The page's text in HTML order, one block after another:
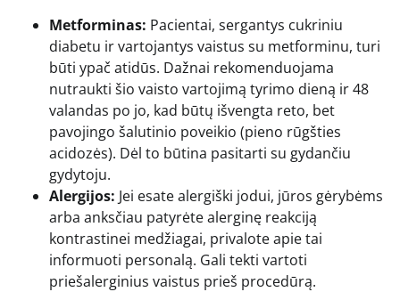
Metforminas: Pacientai, sergantys cukriniu
diabetu ir vartojantys vaistus su metforminu, turi
būti ypač atidūs. Dažnai rekomenduojama
nutraukti šio vaisto vartojimą tyrimo dieną ir 48
valandas po jo, kad būtų išvengta reto, bet
pavojingo šalutinio poveikio (pieno rūgšties
acidozės). Dėl to būtina pasitarti su gydančiu
gydytoju.
Alergijos: Jei esate alergiški jodui, jūros gėrybėms
arba anksčiau patyrėte alerginę reakciją
kontrastinei medžiagai, privalote apie tai
informuoti personalą. Gali tekti vartoti
priešalerginius vaistus prieš procedūrą.